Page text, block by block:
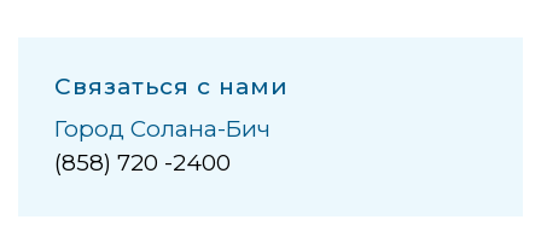
Связаться с нами
Город Солана-Бич
(858) 720 -2400